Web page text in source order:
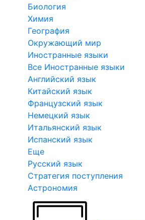
Биология
Химия
География
Окружающий мир
Иностранные языки
Все Иностранные языки
Английский язык
Китайский язык
Французский язык
Немецкий язык
Итальянский язык
Испанский язык
Еще
Русский язык
Стратегия поступления
Астрономия